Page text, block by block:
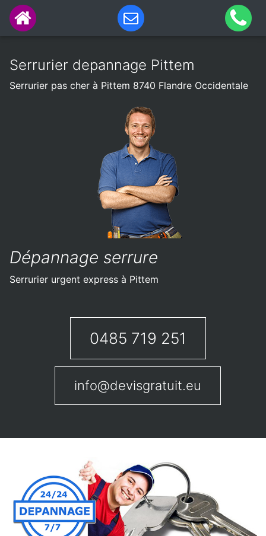
Serrurier depannage Pittem
Serrurier pas cher à Pittem 8740 Flandre Occidentale
Dépannage serrure
Serrurier urgent express à Pittem
0485 719 251
info@devisgratuit.eu